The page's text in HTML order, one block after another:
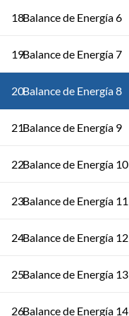
18Balance de Energía 6
19Balance de Energía 7
20Balance de Energía 8
21Balance de Energía 9
22Balance de Energía 10
23Balance de Energía 11
24Balance de Energía 12
25Balance de Energía 13
26Balance de Energía 14